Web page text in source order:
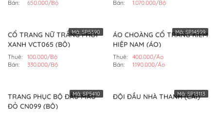
Bán:
650.000/Bộ
Bán:
1.070.000/Bộ
CỔ TRANG NỮ TRẮNG PHỐI
XANH VCT065 (BỘ)
Thuê:
100.000/Bộ
Bán:
330.000/Bộ
Mã: SP5390
ÁO CHOÀNG CỔ TRANG KIẾM
HIỆP NAM (ÁO)
Thuê:
400.000/Áo
Bán:
1.190.000/Áo
Mã:SP14599
TRANG PHỤC BỘ ĐẦU MÀU
ĐỎ CN099 (BỘ)
Mã:SP5410 ĐỘI ĐẦU NHÀ THANH (CÁI)
Mã:SP13113